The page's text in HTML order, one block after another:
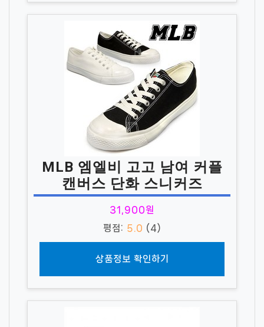
MLB 엠엘비 고고 남여 커플
캔버스 단화 스니커즈
31,900원
평점: 5.0 (4)
상품정보 확인하기